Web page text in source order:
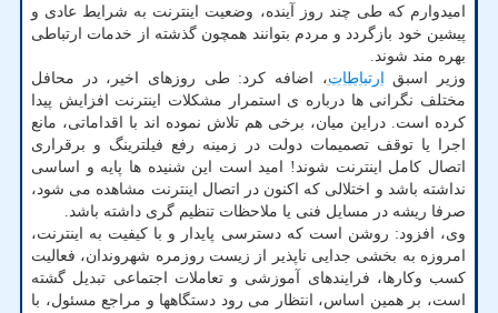
امیدوارم که طی چند روز آینده، وضعیت اینترنت به شرایط عادی و
پیشین خود بازگردد و مردم بتوانند همچون گذشته از خدمات ارتباطی
بهره مند شوند.
وزیر اسبق
ارتباطات، اضافه کرد: طی روزهای اخیر، در محافل
مختلف نگرانی ها درباره ی استمرار مشکلات اینترنت افزایش پیدا
کرده است. دراین میان، برخی هم تلاش نموده اند با اقداماتی، مانع
اجرا یا توقف تصمیمات دولت در زمینه رفع فیلترینگ و برقراری
اتصال کامل اینترنت شوند! امید است این شنیده ها پایه و اساسی
نداشته باشد و اختلالی که اکنون در اتصال اینترنت مشاهده می شود،
صرفا ریشه در مسایل فنی یا ملاحظات تنظیم گری داشته باشد.
وی، افزود: روشن است که دسترسی پایدار و با کیفیت به اینترنت،
امروزه به بخشی جدایی ناپذیر از زیست روزمره شهروندان، فعالیت
کسب وکارها، فرایندهای آموزشی و تعاملات اجتماعی تبدیل گشته
است، بر همین اساس، انتظار می رود دستگاهها و مراجع مسئول، با